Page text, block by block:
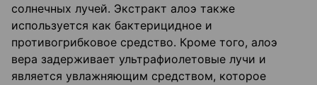
солнечных лучей. Экстракт алоэ также
используется как бактерицидное и
противогрибковое средство. Кроме того, алоэ
вера задерживает ультрафиолетовые лучи и
является увлажняющим средством, которое